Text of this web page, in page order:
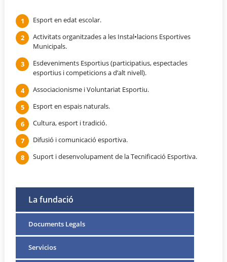
Esport en edat escolar.
Activitats organitzades a les Instal•lacions Esportives
Municipals.
Esdeveniments Esportius (participatius, espectacles
esportius i competicions a d’alt nivell).
Associacionisme i Voluntariat Esportiu.
Esport en espais naturals.
Cultura, esport i tradició.
Difusió i comunicació esportiva.
Suport i desenvolupament de la Tecnificació Esportiva.
La fundació
Documents Legals
Servicios